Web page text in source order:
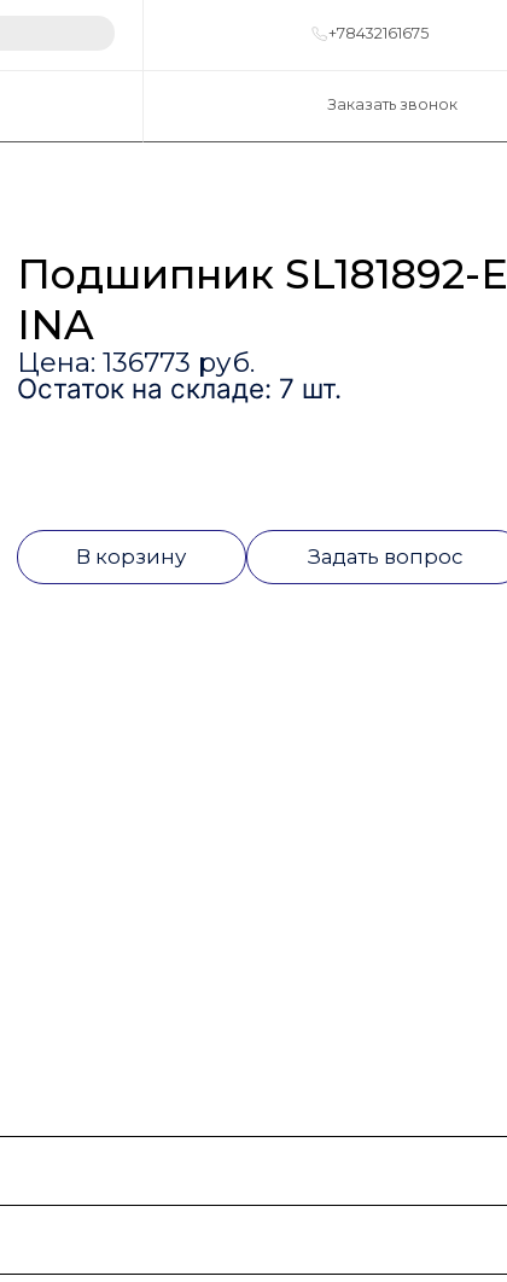
+78432161675
Заказать звонок
Подшипник SL181892-E
INA
Цена: 136773 руб.
Остаток на складе: 7 шт.
В корзину Задать вопрос